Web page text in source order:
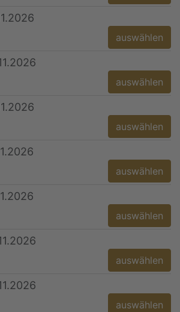
auswählen
auswählen
auswählen
auswählen
auswählen
auswählen
auswählen